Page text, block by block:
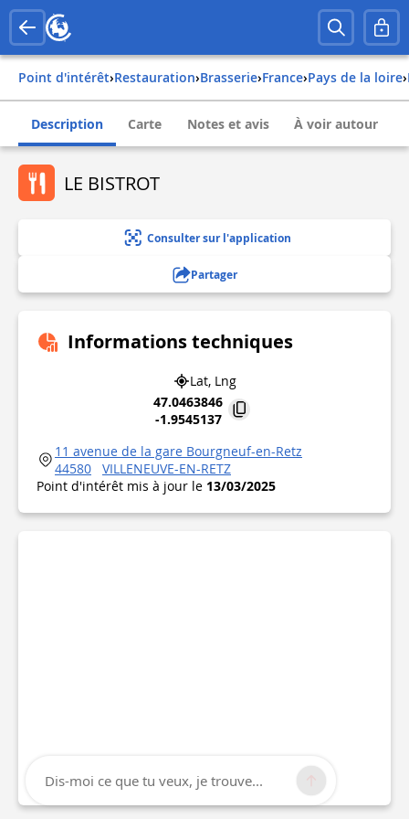
Point d'intérêt› Restauration› Brasserie› france› pays de la loire›
Description Carte Notes et avis À voir autour
LE BISTROT
Consulter sur l'application
Partager
Informations techniques
Lat, Lng
47.0463846
-1.9545137
11 avenue de la gare Bourgneuf-en-Retz
44580
VILLENEUVE-EN-RETZ
Point d'intérêt mis à jour le 13/03/2025
Dis-moi ce que tu veux, je trouve...